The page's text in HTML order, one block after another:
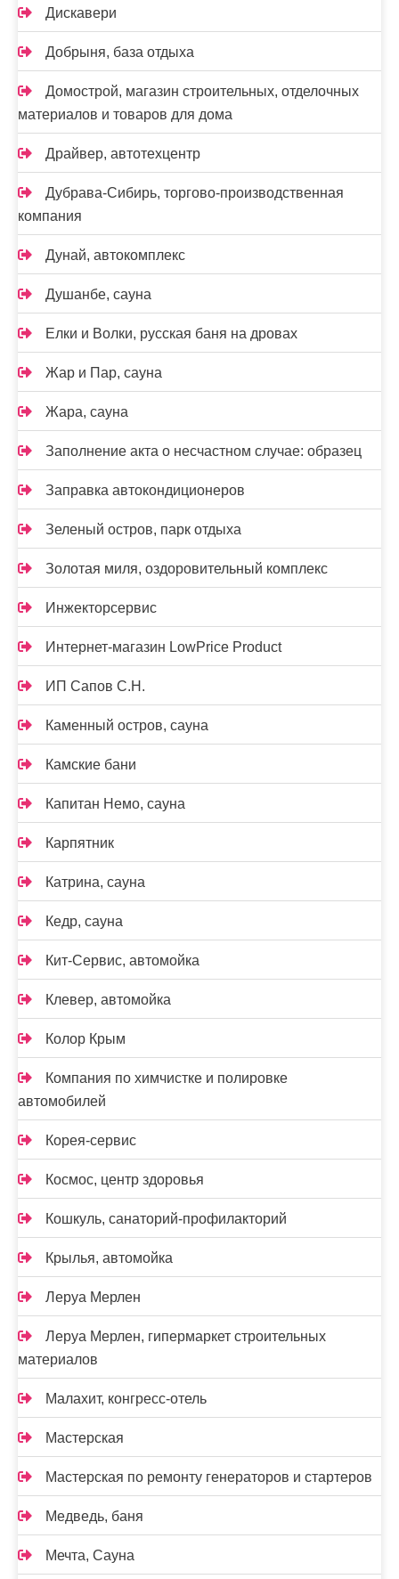
Дискавери
Добрыня, база отдыха
Домострой, магазин строительных, отделочных
материалов и товаров для дома
Драйвер, автотехцентр
Дубрава-Сибирь, торгово-производственная
компания
Дунай, автокомплекс
Душанбе, сауна
Елки и Волки, русская баня на дровах
Жар и Пар, сауна
Жара, сауна
Заполнение акта о несчастном случае: образец
Заправка автокондиционеров
Зеленый остров, парк отдыха
Золотая миля, оздоровительный комплекс
Инжекторсервис
Интернет-магазин LowPrice Product
ИП Сапов С.Н.
Каменный остров, сауна
Камские бани
Капитан Немо, сауна
Карпятник
Катрина, сауна
Кедр, сауна
Кит-Сервис, автомойка
Клевер, автомойка
Колор Крым
Компания по химчистке и полировке
автомобилей
Корея-сервис
Космос, центр здоровья
Кошкуль, санаторий-профилакторий
Крылья, автомойка
Леруа Мерлен
Леруа Мерлен, гипермаркет строительных
материалов
Малахит, конгресс-отель
Мастерская
Мастерская по ремонту генераторов и стартеров
Медведь, баня
Мечта, Сауна